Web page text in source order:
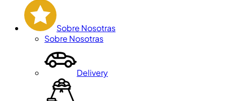
Sobre Nosotras
Sobre Nosotras
Delivery